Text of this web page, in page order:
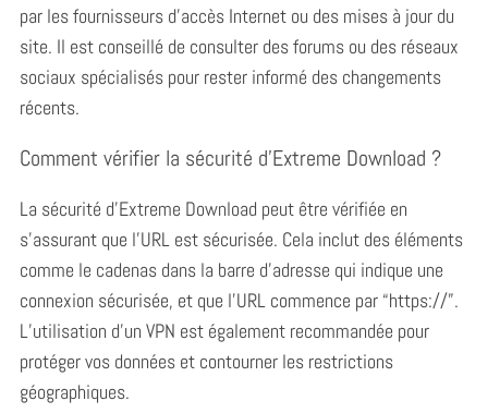
par les fournisseurs d’accès Internet ou des mises à jour du
site. Il est conseillé de consulter des forums ou des réseaux
sociaux spécialisés pour rester informé des changements
récents.
Comment vérifier la sécurité d’Extreme Download ?
La sécurité d’Extreme Download peut être vérifiée en
s’assurant que l’URL est sécurisée. Cela inclut des éléments
comme le cadenas dans la barre d’adresse qui indique une
connexion sécurisée, et que l’URL commence par “https://”.
L’utilisation d’un VPN est également recommandée pour
protéger vos données et contourner les restrictions
géographiques.
r
: